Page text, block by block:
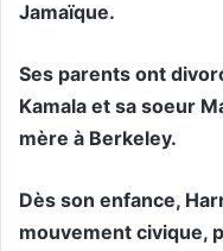
Jamaïque.
Ses parents ont
Kamala et sa soeur
mère à Berkeley.
Dès son enfance,
mouvement civique,